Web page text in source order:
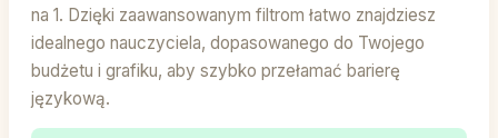
na 1. Dzięki zaawansowanym filtrom łatwo znajdziesz
idealnego nauczyciela, dopasowanego do Twojego
budżetu i grafiku, aby szybko przełamać barierę
językową.